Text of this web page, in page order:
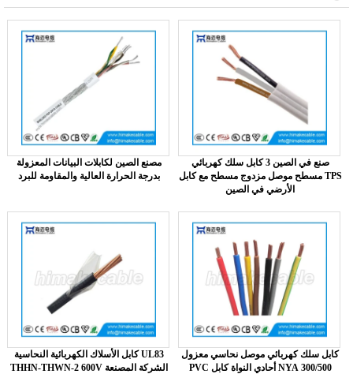
مصنع الصين لكابلات البيانات المعزولة
بدرجة الحرارة العالية والمقاومة للبرد
صنع في الصين 3 كابل سلك كهربائي
مسطح موصل مزدوج مسطح مع كابل TPS
الأرضي في الصين
كابل الأسلاك الكهربائية النحاسية UL83
THHN-THWN-2 600V الشركة المصنعة
كابل سلك كهربائي موصل نحاسي معزول
PVC أحادي النواة كابل NYA 300/500